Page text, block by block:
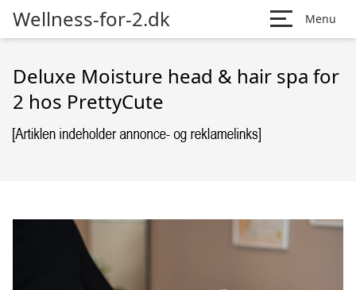
Wellness-for-2.dk Menu
Deluxe Moisture head & hair spa for
2 hos PrettyCute